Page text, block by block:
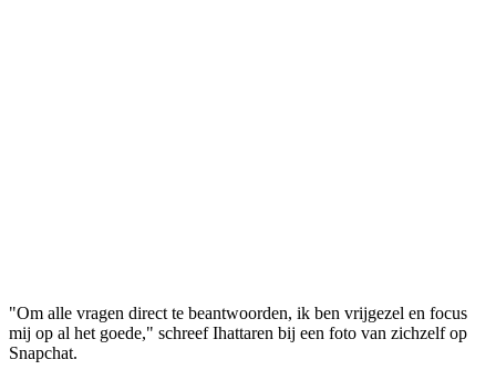
"Om alle vragen direct te beantwoorden, ik ben vrijgezel en focus
mij op al het goede," schreef Ihattaren bij een foto van zichzelf op
Snapchat.